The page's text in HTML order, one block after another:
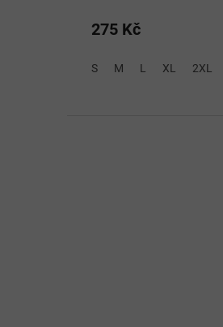
275 Kč
S M L XL 2XL